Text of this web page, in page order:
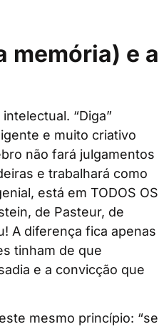
memória) e a
“Diga”
e muito criativo
não fará julgamentos
e trabalhará como
está em TODOS OS
de Pasteur, de
A diferença fica apenas
tinham de que
e a convicção que
mesmo princípio: “se